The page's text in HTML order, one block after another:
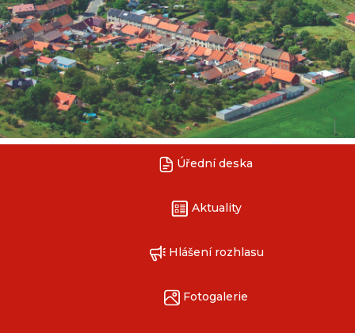
Úřední deska
Aktuality
Hlášení rozhlasu
Fotogalerie